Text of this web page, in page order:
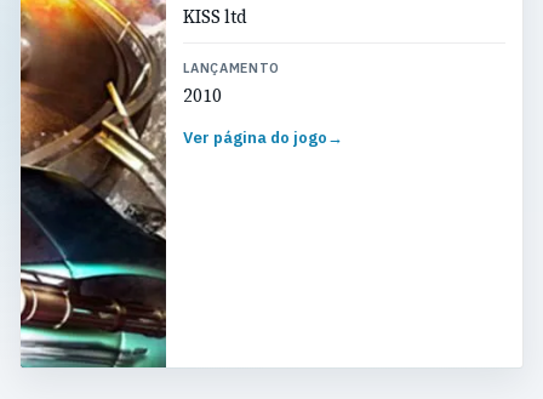
KISS ltd
LANÇAMENTO
2010
Ver página do jogo→